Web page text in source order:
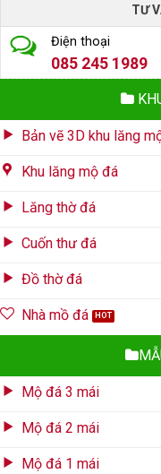
TƯ
Điện thoại
085 245 1989
Bản vẽ 3D khu lăng
Khu lăng mộ đá
Lăng thờ đá
Cuốn thư đá
Đồ thờ đá
Nhà mồ đá
Mộ đá 3 mái
Mộ đá 2 mái
Mộ đá 1 mái